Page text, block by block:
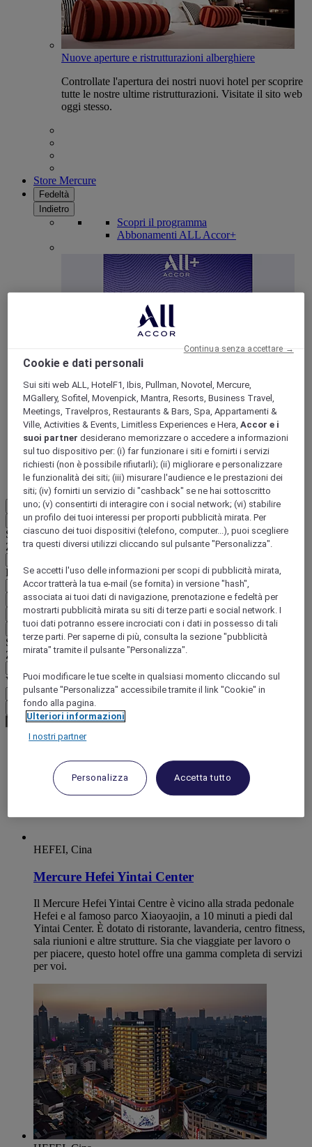
Nuove aperture e ristrutturazioni alberghiere
Controllate l'apertura dei nostri nuovi hotel per scoprire
tutte le nostre ultime ristrutturazioni. Visitate il sito web
oggi stesso.
Store Mercure
Fedeltà
Indietro
Scopri il programma
Abbonamenti ALL Accor+
ALL Accor+ Voyager
15% di sconto tutto l'annosui tuoi soggiorni in +30
marchi
ISCRIVITI SUBITO
Più
Indietro
Selezionare il Paese e la lingua qui di seguito
Zona geografica
Paese/Regione - Lingua
Confermare Paese e lingua
EUR (€)
Indietro
Selezionare la valuta qui di seguito
Zona geografica
Valuta
Confermare la valuta
World
Asia
China
HEFEI, Cina
Mercure Hefei Yintai Center
Il Mercure Hefei Yintai Centre è vicino alla strada pedonale
Hefei e al famoso parco Xiaoyaojin, a 10 minuti a piedi dal
Yintai Center. È dotato di ristorante, lavanderia, centro fitness,
sala riunioni e altre strutture. Sia che viaggiate per lavoro o
per piacere, questo hotel offre una gamma completa di servizi
per voi.
Cookie e dati personali
Sui siti web ALL, HotelF1, Ibis, Pullman, Novotel, Mercure,
MGallery, Sofitel, Movenpick, Mantra, Resorts, Business Travel,
Meetings, Travelpros, Restaurants & Bars, Spa, Appartamenti &
Ville, Activities & Events, Limitless Experiences e Hera,Accor e i
suoi partner desiderano memorizzare o accedere a informazioni
sul tuo dispositivo per: (i) far funzionare i siti e fornirti i servizi
richiesti (non è possibile rifiutarli); (ii) migliorare e personalizzare
le funzionalità dei siti; (iii) misurare l'audience e le prestazioni dei
siti; (iv) fornirti un servizio di "cashback" se ne hai sottoscritto
uno; (v) consentirti di interagire con i social network; (vi) stabilire
un profilo dei tuoi interessi per proporti pubblicità mirata. Per
ciascuno dei tuoi dispositivi (telefono, computer...), puoi scegliere
tra questi diversi utilizzi cliccando sul pulsante "Personalizza".
Se accetti l'uso delle informazioni per scopi di pubblicità mirata,
Accor tratterà la tua e-mail (se fornita) in versione "hash",
associata ai tuoi dati di navigazione, prenotazione e fedeltà per
mostrarti pubblicità mirata su siti di terze parti e social network. I
tuoi dati potranno essere incrociati con i dati in possesso di tali
terze parti. Per saperne di più, consulta la sezione "pubblicità
mirata" tramite il pulsante "Personalizza".
Puoi modificare le tue scelte in qualsiasi momento cliccando sul
pulsante "Personalizza" accessibile tramite il link "Cookie" in
fondo alla pagina.
Ulteriori informazioni
I nostri partner
Personalizza Accetta tutto
Continua senza accettare →